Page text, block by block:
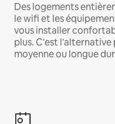
Des logements
le wifi et les
vous installer
plus. C'est
moyenne ou longue